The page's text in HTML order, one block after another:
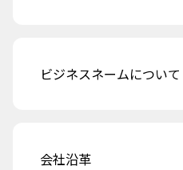
ビジネスネームについて
会社沿革